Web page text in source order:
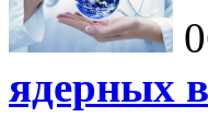
ядерных